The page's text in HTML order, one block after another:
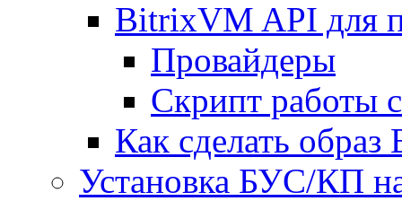
BitrixVM API для
Провайдеры
Скрипт работы
Как сделать
Установка БУС/КП